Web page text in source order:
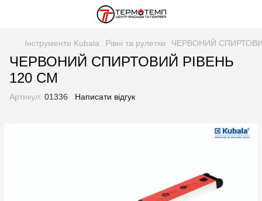
Інструменти Kubala Рівні та рулетки ЧЕРВОНИЙ
ЧЕРВОНИЙ СПИРТОВИЙ РІВЕНЬ
120 СМ
Артикул: 01336 Написати відгук